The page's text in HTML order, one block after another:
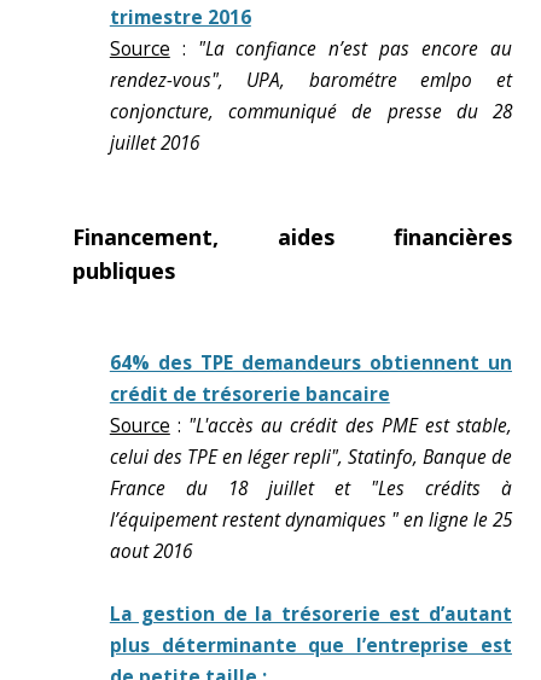
trimestre 2016
Source : "La confiance n’est pas encore au
rendez-vous", UPA, barométre emlpo et
conjoncture, communiqué de presse du 28
juillet 2016
Financement, aides financières
publiques
64% des TPE demandeurs obtiennent un
crédit de trésorerie bancaire
Source : "L'accès au crédit des PME est stable,
celui des TPE en léger repli", Statinfo, Banque de
France du 18 juillet et "Les crédits à
l’équipement restent dynamiques " en ligne le 25
aout 2016
La gestion de la trésorerie est d’autant
plus déterminante que l’entreprise est